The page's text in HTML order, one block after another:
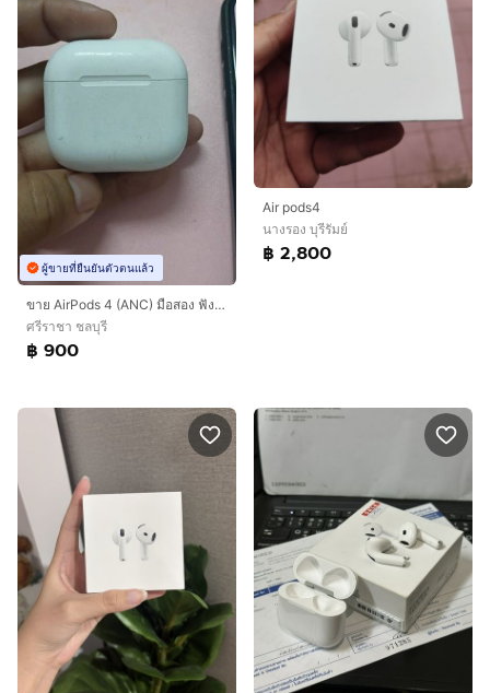
ผู้ขายที่ยืนยันตัวตนแล้ว
ขาย AirPods 4 (ANC) มือสอง ฟังข้างขวาได้ข้างเดียวครับ ขายตามสภาพครับ
ศรีราชา ชลบุรี
฿ 900
Air pods4
นางรอง บุรีรัมย์
฿ 2,800